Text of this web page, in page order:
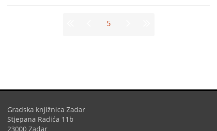
5
Gradska knjižnica Zadar
Stjepana Radića 11b
23000 Zadar